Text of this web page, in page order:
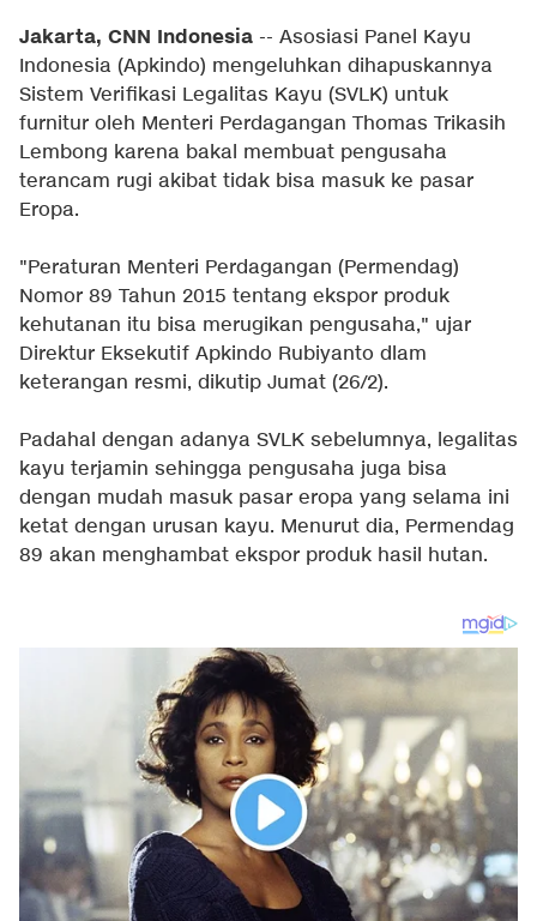
Jakarta, CNN Indonesia -- Asosiasi Panel Kayu
Indonesia (Apkindo) mengeluhkan dihapuskannya
Sistem Verifikasi Legalitas Kayu (SVLK) untuk
furnitur oleh Menteri Perdagangan Thomas Trikasih
Lembong karena bakal membuat pengusaha
terancam rugi akibat tidak bisa masuk ke pasar
Eropa.
"Peraturan Menteri Perdagangan (Permendag)
Nomor 89 Tahun 2015 tentang ekspor produk
kehutanan itu bisa merugikan pengusaha," ujar
Direktur Eksekutif Apkindo Rubiyanto dlam
keterangan resmi, dikutip Jumat (26/2).
Padahal dengan adanya SVLK sebelumnya, legalitas
kayu terjamin sehingga pengusaha juga bisa
dengan mudah masuk pasar eropa yang selama ini
ketat dengan urusan kayu. Menurut dia, Permendag
89 akan menghambat ekspor produk hasil hutan.